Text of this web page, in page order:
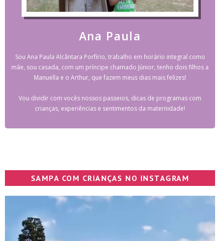
Ana Paula
Sou Ana Paula Alcântara Porfírio, trabalho em horário integral como
mãe, sou casada, com um príncipe chamado Júnior, tenho dois filhos a
Manuella e o Arthur, que fazem meus dias mais felizes!
Vou dividir com vocês nossos passeios, dicas de programas com
crianças, experiências e sentimentos da maternidade!
SAMPA COM CRIANÇAS NO INSTAGRAM